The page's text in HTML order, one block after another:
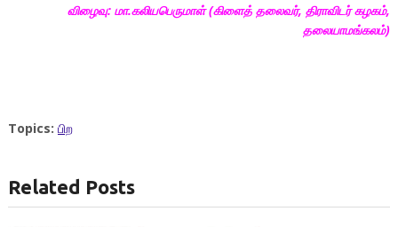
விழைவு: மா.கலியபெருமாள் (கிளைத் தலைவர், திராவிடர் கழகம்,
தலையாமங்கலம்)
Topics: பிற
Related Posts